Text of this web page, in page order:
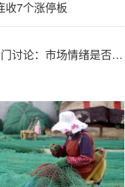
7个涨停板
大:摩最新闭门讨论：市场情绪是否已到顶点？